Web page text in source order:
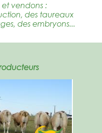
et vendons :
des taureaux
des embryons...